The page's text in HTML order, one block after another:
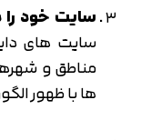
سایت خود را
سایت های
مناطق و
ها با ظهور